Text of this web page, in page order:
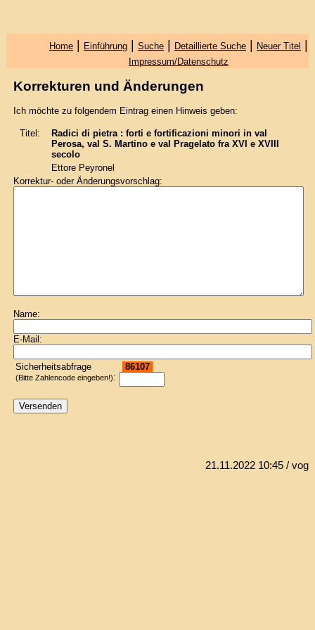
Home| Einführung| Suche| Detaillierte Suche| Neuer Titel |
Impressum/Datenschutz
Korrekturen und Änderungen
Ich möchte zu folgendem Eintrag einen Hinweis geben:
Titel:
Radici di pietra : forti e fortificazioni minori in val
Perosa, val S. Martino e val Pragelato fra XVI e XVIII
secolo
Ettore Peyronel
Korrektur- oder Änderungsvorschlag:
Name:
E-Mail:
Sicherheitsabfrage
(Bitte Zahlencode eingeben!):
86107
21.11.2022 10:45 / vog